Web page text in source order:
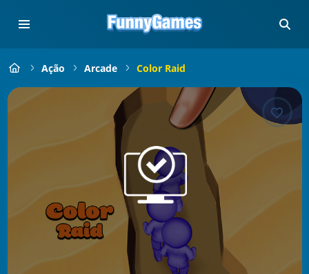
Ação Arcade Color Raid